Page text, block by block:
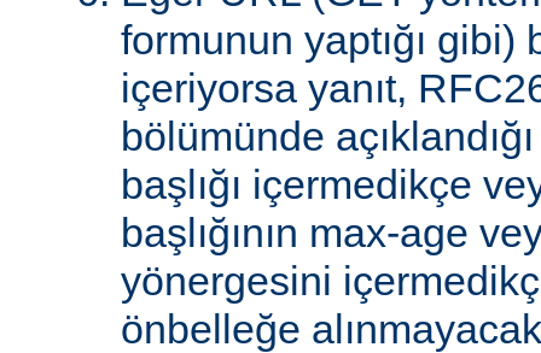
formunun yaptığı
içeriyorsa yanıt,
bölümünde
başlığı içermedikçe
başlığının max-age
yönergesini
önbelleğe